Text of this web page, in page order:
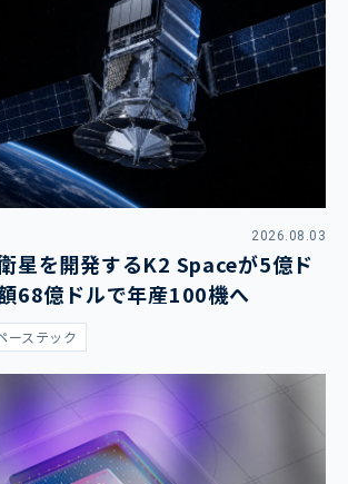
2026.08.03
星を開発するK2 Spaceが5億ド
68億ドルで年産100機へ
ーステック